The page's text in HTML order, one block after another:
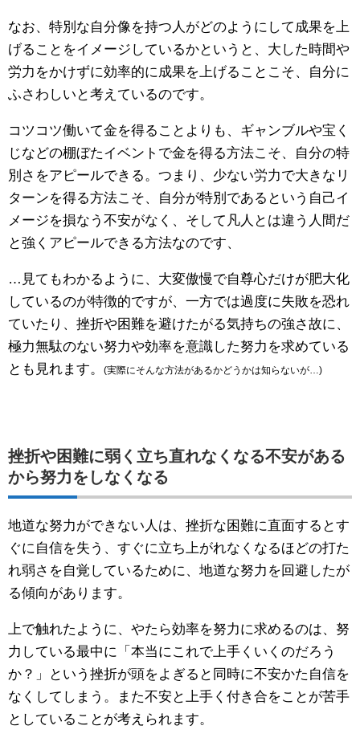
なお、特別な自分像を持つ人がどのようにして成果を上
げることをイメージしているかというと、大した時間や
労力をかけずに効率的に成果を上げることこそ、自分に
ふさわしいと考えているのです。
コツコツ働いて金を得ることよりも、ギャンブルや宝く
じなどの棚ぼたイベントで金を得る方法こそ、自分の特
別さをアピールできる。つまり、少ない労力で大きなリ
ターンを得る方法こそ、自分が特別であるという自己イ
メージを損なう不安がなく、そして凡人とは違う人間だ
と強くアピールできる方法なのです、
…見てもわかるように、大変傲慢で自尊心だけが肥大化
しているのが特徴的ですが、一方では過度に失敗を恐れ
ていたり、挫折や困難を避けたがる気持ちの強さ故に、
極力無駄のない努力や効率を意識した努力を求めている
とも見れます。
(実際にそんな方法があるかどうかは知らないが…)
挫折や困難に弱く立ち直れなくなる不安がある
から努力をしなくなる
地道な努力ができない人は、挫折な困難に直面するとす
ぐに自信を失う、すぐに立ち上がれなくなるほどの打た
れ弱さを自覚しているために、地道な努力を回避したが
る傾向があります。
上で触れたように、やたら効率を努力に求めるのは、努
力している最中に「本当にこれで上手くいくのだろう
か？」という挫折が頭をよぎると同時に不安かた自信を
なくしてしまう。また不安と上手く付き合をことが苦手
としていることが考えられます。